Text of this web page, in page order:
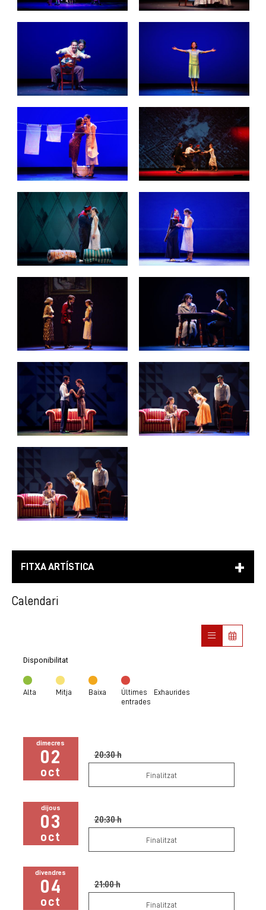
FITXA ARTÍSTICA
Calendari
Disponibilitat
Alta Mitja Baixa
Últimes
entrades
Exhaurides
dimecres
02
oct
20:30 h
Finalitzat
dijous
03
oct
20:30 h
Finalitzat
divendres
04
oct
21:00 h
Finalitzat